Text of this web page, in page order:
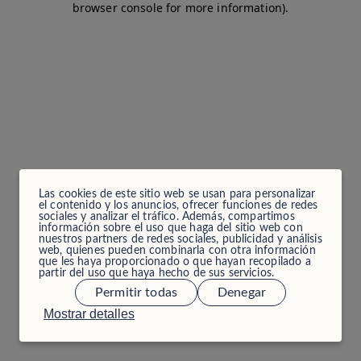
Las cookies de este sitio web se usan para personalizar
el contenido y los anuncios, ofrecer funciones de redes
sociales y analizar el tráfico. Además, compartimos
información sobre el uso que haga del sitio web con
nuestros partners de redes sociales, publicidad y análisis
web, quienes pueden combinarla con otra información
que les haya proporcionado o que hayan recopilado a
partir del uso que haya hecho de sus servicios.
Mostrar detalles
Permitir todas Denegar
browser console for more information).